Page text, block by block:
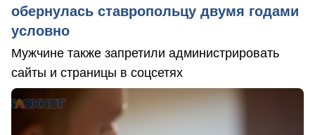
обернулась ставропольцу двумя годами
условно
Мужчине также запретили администрировать
сайты и страницы в соцсетях